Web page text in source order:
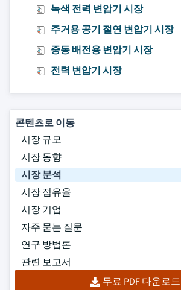
녹색 전력 변압기 시장
주거용 공기 절연 변압기 시장
중동 배전용 변압기 시장
전력 변압기 시장
콘텐츠로 이동
시장 규모
시장 동향
시장 분석
시장 점유율
시장 기업
자주 묻는 질문
연구 방법론
관련 보고서
무료 PDF 다운로드